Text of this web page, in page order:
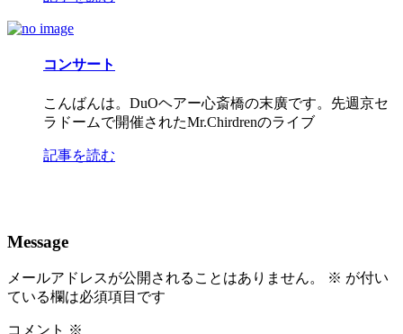
コンサート
こんばんは。DuOヘアー心斎橋の末廣です。先週京セ
ラドームで開催されたMr.Chirdrenのライブ
記事を読む
Message
メールアドレスが公開されることはありません。 ※ が付い
ている欄は必須項目です
コメント ※